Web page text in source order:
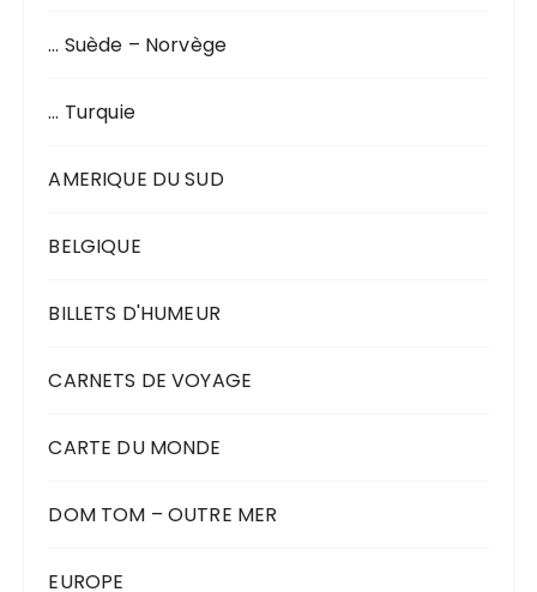
… Suède – Norvège
… Turquie
AMERIQUE DU SUD
BELGIQUE
BILLETS D'HUMEUR
CARNETS DE VOYAGE
CARTE DU MONDE
DOM TOM – OUTRE MER
EUROPE